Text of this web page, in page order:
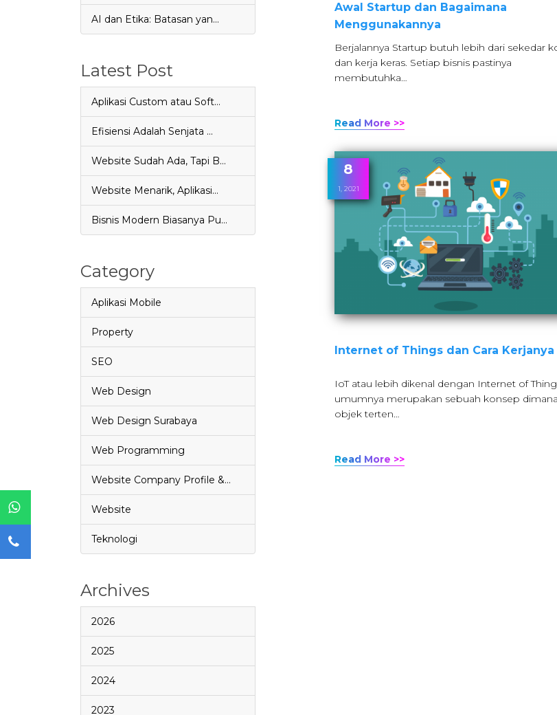
AI dan Etika: Batasan yan…
Latest Post
Aplikasi Custom atau Soft…
Efisiensi Adalah Senjata …
Website Sudah Ada, Tapi B…
Website Menarik, Aplikasi…
Bisnis Modern Biasanya Pu…
Category
Aplikasi Mobile
Property
SEO
Web Design
Web Design Surabaya
Web Programming
Website Company Profile &…
Website
Teknologi
Archives
2026
2025
2024
2023
Awal Startup dan Bagaimana
Menggunakannya
Berjalannya Startup butuh lebih dari sekedar
dan kerja keras. Setiap bisnis pastinya
membutuhka…
Read More >>
8
1, 2021
Internet of Things dan Cara Kerjanya
IoT atau lebih dikenal dengan Internet of
umumnya merupakan sebuah konsep dimana
objek terten…
Read More >>